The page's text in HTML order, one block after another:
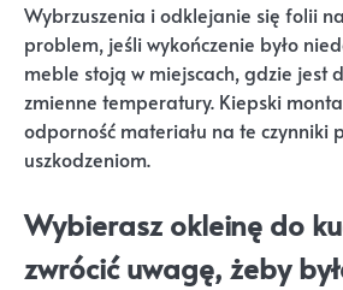
Wybrzuszenia i odklejanie się folii
problem, jeśli wykończenie było
meble stoją w miejscach, gdzie jest
zmienne temperatury. Kiepski
odporność materiału na te czynniki
uszkodzeniom.
Wybierasz okleinę do
zwrócić uwagę, żeby